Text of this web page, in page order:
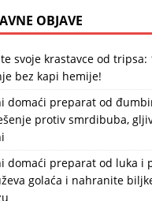
OBJAVE
svoje krastavce od
bez kapi hemije!
domaći preparat od
protiv smrdibuba,
domaći preparat od luka i
golaća i nahranite